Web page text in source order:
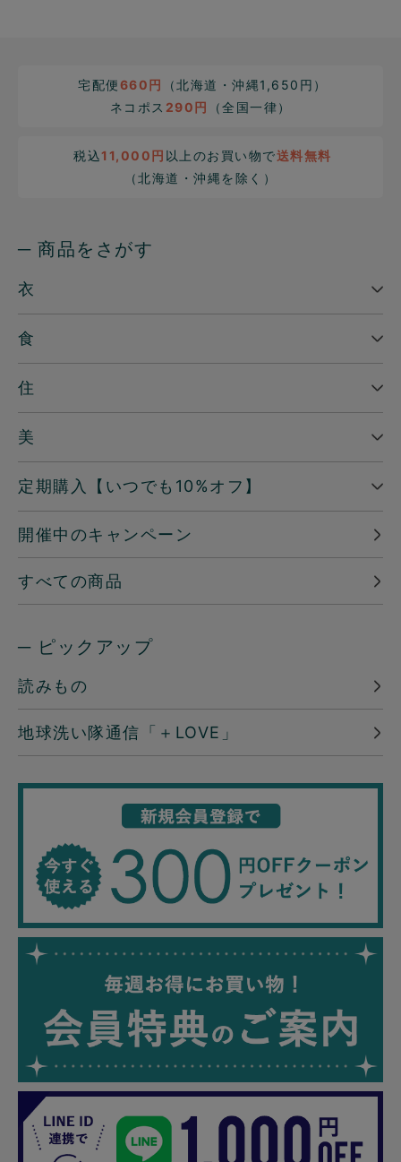
宅配便660円
（北海道・沖縄1,650円）
ネコポス 290円 （全国一律）
税込11,000円 以上のお買い物で送料無料
（北海道・沖縄を除く）
─ 商品をさがす
衣
食
住
美
定期購入【いつでも10%オフ】
開催中のキャンペーン
すべての商品
─ ピックアップ
読みもの
地球洗い隊通信「＋LOVE」